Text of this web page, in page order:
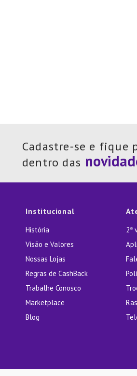
Cadastre-se e fique
dentro das
Institucional
História
Visão e Valores
Nossas Lojas
Regras de CashBack
Trabalhe Conosco
Marketplace
Blog
2ª